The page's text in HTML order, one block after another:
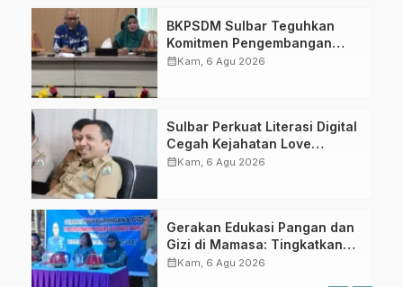
BKPSDM Sulbar Teguhkan
Komitmen Pengembangan
Kompetensi ASN melalui
calendar_monthKam, 6 Agu 2026
Sulbar Perkuat Literasi Digital
Cegah Kejahatan Love
Scamming
calendar_monthKam, 6 Agu 2026
Gerakan Edukasi Pangan dan
Gizi di Mamasa: Tingkatkan
Pengetahuan dan
calendar_monthKam, 6 Agu 2026